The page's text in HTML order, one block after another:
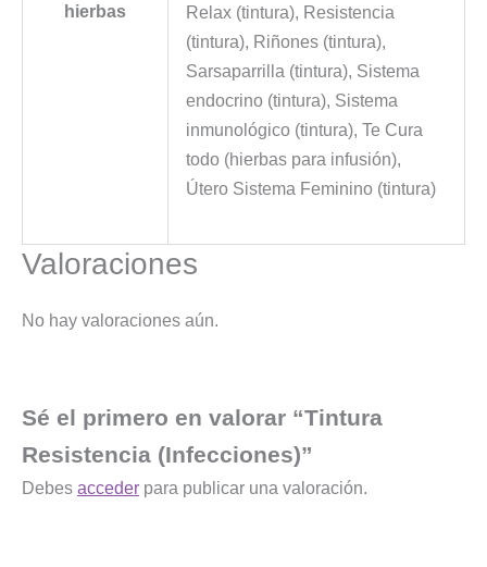
hierbas
Relax (tintura), Resistencia
(tintura), Riñones (tintura),
Sarsaparrilla (tintura), Sistema
endocrino (tintura), Sistema
inmunológico (tintura), Te Cura
todo (hierbas para infusión),
Útero Sistema Feminino (tintura)
Valoraciones
No hay valoraciones aún.
Sé el primero en valorar “Tintura
Resistencia (Infecciones)”
Debes acceder para publicar una valoración.